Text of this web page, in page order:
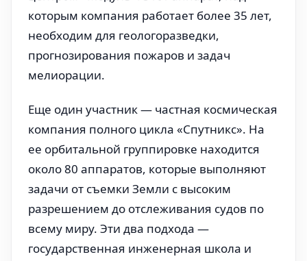
которым компания работает более 35 лет,
необходим для геологоразведки,
прогнозирования пожаров и задач
мелиорации.
Еще один участник — частная космическая
компания полного цикла «Спутникс». На
ее орбитальной группировке находится
около 80 аппаратов, которые выполняют
задачи от съемки Земли с высоким
разрешением до отслеживания судов по
всему миру. Эти два подхода —
государственная инженерная школа и